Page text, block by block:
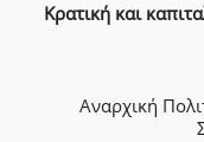
Κρατική και
Αναρχική